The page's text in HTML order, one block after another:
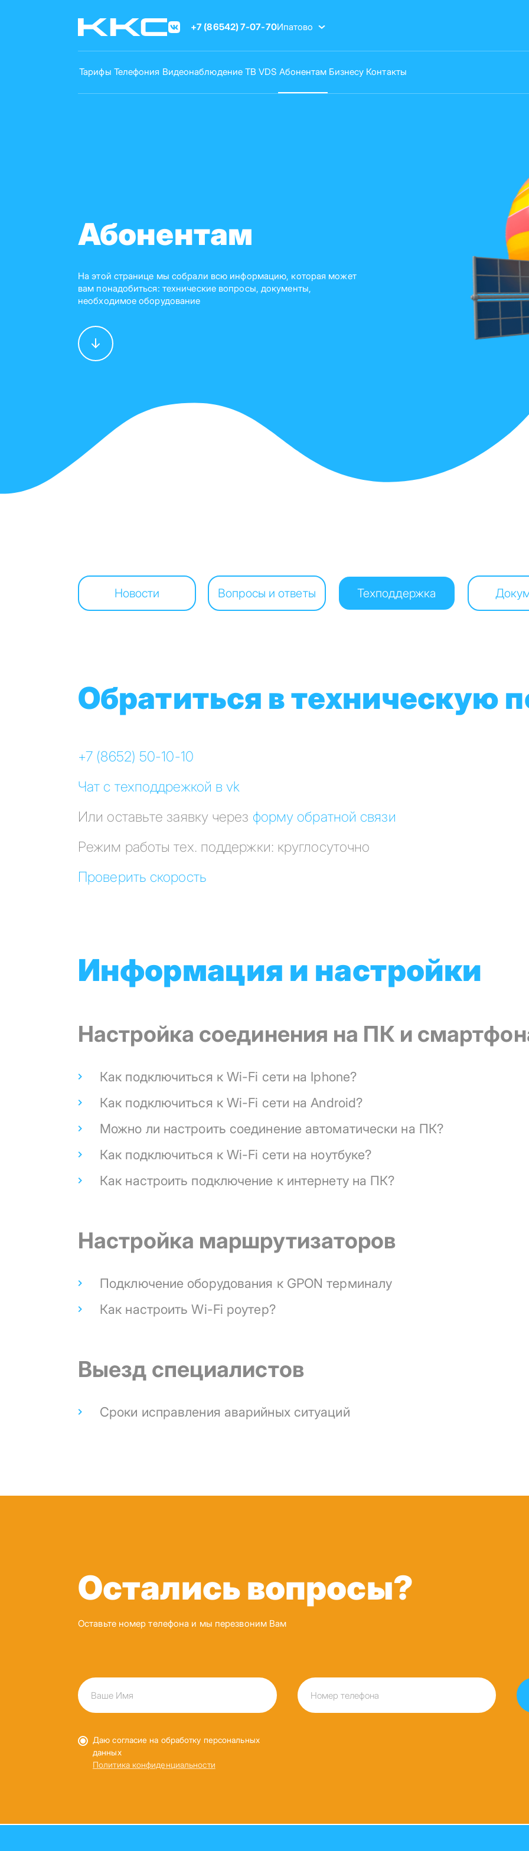
+7 (86542) 7-07-70Ипатово
Тарифы Телефония Видеонаблюдение ТВ VDS Абонентам Бизнесу Контакты
Абонентам
На этой странице мы собрали всю информацию, которая может
вам понадобиться: технические вопросы, документы,
необходимое оборудование
Новости Вопросы и ответы Техподдержка
Обратиться в техническую
+7 (8652) 50-10-10
Чат с техподдрежкой в vk
Или оставьте заявку через форму обратной связи
Режим работы тех. поддержки: круглосуточно
Проверить скорость
Информация и настройки
Настройка соединения на ПК и
Как подключиться к Wi-Fi сети на Iphone?
Как подключиться к Wi-Fi сети на Android?
Можно ли настроить соединение автоматически на ПК?
Как подключиться к Wi-Fi сети на ноутбуке?
Как настроить подключение к интернету на ПК?
Настройка маршрутизаторов
Подключение оборудования к GPON терминалу
Как настроить Wi-Fi роутер?
Выезд специалистов
Сроки исправления аварийных ситуаций
Остались вопросы?
Оставьте номер телефона и мы перезвоним Вам
Даю согласие на обработку персональных
данных
Политика конфиденциальности